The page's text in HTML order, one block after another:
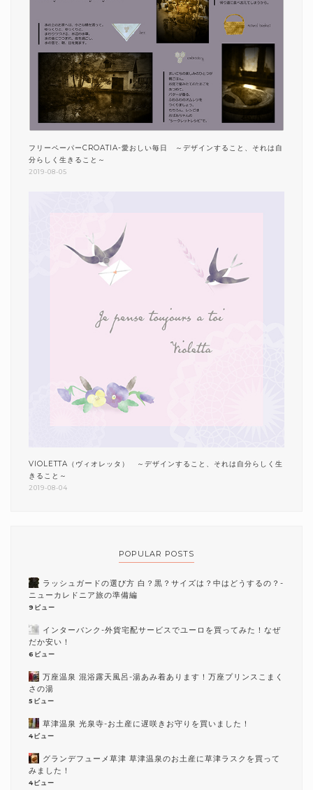
フリーペーパーCROATIA-愛おしい毎日 ～デザインすること、それは自
分らしく生きること～
2019-08-05
VIOLETTA（ヴィオレッタ） ～デザインすること、それは自分らしく生
きること～
2019-08-04
POPULAR POSTS
ラッシュガードの選び方 白？黒？サイズは？中はどうするの？-
ニューカレドニア旅の準備編
9ビュー
インターバンク-外貨宅配サービスでユーロを買ってみた！なぜ
だか安い！
6ビュー
万座温泉 混浴露天風呂-湯あみ着あります！万座プリンスこまく
さの湯
5ビュー
草津温泉 光泉寺-お土産に遅咲きお守りを買いました！
4ビュー
グランデフューメ草津 草津温泉のお土産に草津ラスクを買って
みました！
4ビュー